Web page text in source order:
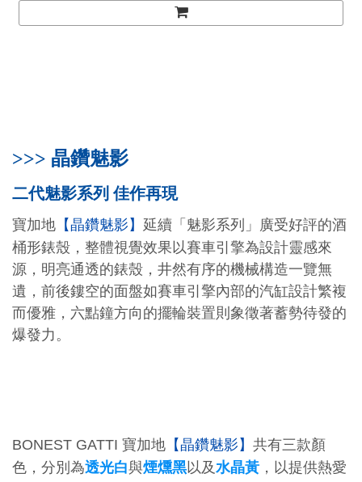
>>> 晶鑽魅影
二代魅影系列 佳作再現
寶加地 【晶鑽魅影】 延續「魅影系列」廣受好評的酒
桶形錶殼，整體視覺效果以賽車引擎為設計靈感來
源，明亮通透的錶殼，井然有序的機械構造一覽無
遺，前後鏤空的面盤如賽車引擎內部的汽缸設計繁複
而優雅，六點鐘方向的擺輪裝置則象徵著蓄勢待發的
爆發力。
BONEST GATTI 寶加地 【晶鑽魅影】 共有三款顏
色，分別為透光白與煙燻黑以及水晶黃 ，以提供熱愛